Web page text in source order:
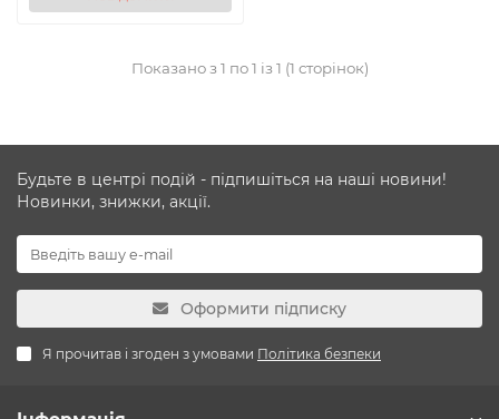
Показано з 1 по 1 із 1 (1 сторінок)
Будьте в центрі подій - підпишіться на наші новини!
Новинки, знижки, акції.
Оформити підписку
Я прочитав і згоден з умовами Політика безпеки